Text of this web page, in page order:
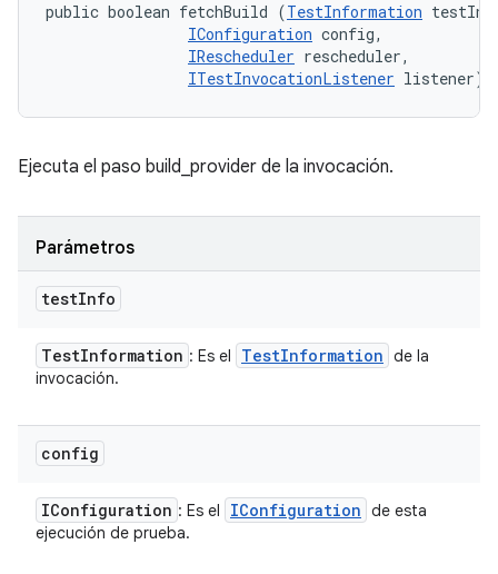
public boolean fetchBuild (TestInformation
IConfiguration config,
IRescheduler rescheduler,
ITestInvocationListener listener)
Ejecuta el paso build_provider de la invocación.
Parámetros
testInfo
TestInformation : Es el TestInformation de la
invocación.
config
IConfiguration : Es el IConfiguration de esta
ejecución de prueba.